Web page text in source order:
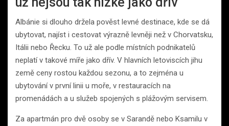
Albánie si dlouho držela pověst levné destinace, kde se dá
ubytovat, najíst i cestovat výrazně levněji než v Chorvatsku,
Itálii nebo Řecku. To už ale podle místních podnikatelů
neplatí v takové míře jako dřív. V hlavních letoviscích jihu
země ceny rostou každou sezonu, a to zejména u
ubytování v první linii u moře, v restauracích na
promenádách a u služeb spojených s plážovým servisem.
Za apartmán pro dvě osoby se v Sarandě nebo Ksamilu v